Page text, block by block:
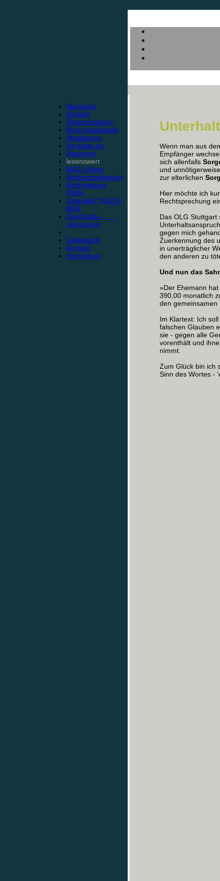
Startseite
Vorwort
Dokumentation
Buch (download)
Strafantrag
ich klage an
Nachwort
lesenswert
BVG-Utopie
Kindesmissbrauch
Entfremdung
(PAS)
Unterhalt * §1579
BGB
Unschulds-
vermutung
Gästebuch
Kontakt
Impressum
Wenn man aus
Empfänger
sich allenfalls
und
zur elterlichen
Hier möchte ich
Rechtsprechung
Das OLG
gegen mich
Zuerkennung des
in unerträglicher
den anderen zu
Und nun das
»Der Ehemann
390,00 monatlich
den
Im Klartext: Ich
falschen Glauben
sie - gegen alle
vorenthält und
nimmt.
Zum Glück bin ich
Sinn des Wortes -